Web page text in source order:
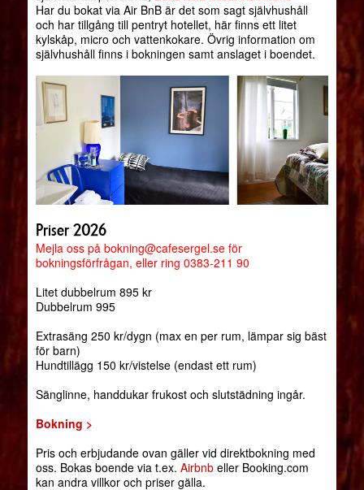
Har du bokat via Air BnB är det som sagt självhushåll
och har tillgång till pentryt hotellet, här finns ett litet
kylskåp, micro och vattenkokare. Övrig information om
självhushåll finns i bokningen samt anslaget i boendet.
Priser 2026
Mejla oss på bokning@cafesergel.se för
bokningsförfrågan, eller ring 0383-211 90
Litet dubbelrum 895 kr
Dubbelrum 995
Extrasäng 250 kr/dygn (max en per rum, lämpar sig bäst
för barn)
Hundtillägg 150 kr/vistelse (endast ett rum)
Sänglinne, handdukar frukost och slutstädning ingår.
Bokning >
Pris och erbjudande ovan gäller vid direktbokning med
oss. Bokas boende via t.ex. Airbnbeller Booking.com
kan andra villkor och priser gälla.